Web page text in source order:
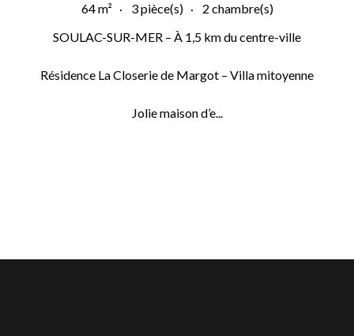
64 m² 3 pièce(s)
2 chambre(s)
SOULAC-SUR-MER – À 1,5 km du centre-ville
Résidence La Closerie de Margot – Villa mitoyenne
Jolie maison d’e...